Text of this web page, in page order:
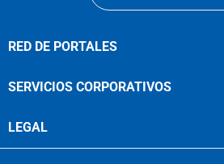
RED DE PORTALES
SERVICIOS CORPORATIVOS
LEGAL